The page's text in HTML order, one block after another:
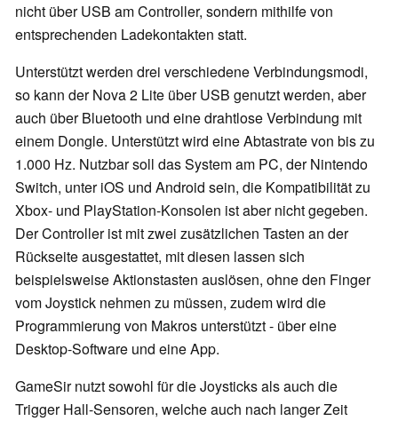
nicht über USB am Controller, sondern mithilfe von
entsprechenden Ladekontakten statt.
Unterstützt werden drei verschiedene Verbindungsmodi,
so kann der Nova 2 Lite über USB genutzt werden, aber
auch über Bluetooth und eine drahtlose Verbindung mit
einem Dongle. Unterstützt wird eine Abtastrate von bis zu
1.000 Hz. Nutzbar soll das System am PC, der Nintendo
Switch, unter iOS und Android sein, die Kompatibilität zu
Xbox- und PlayStation-Konsolen ist aber nicht gegeben.
Der Controller ist mit zwei zusätzlichen Tasten an der
Rückseite ausgestattet, mit diesen lassen sich
beispielsweise Aktionstasten auslösen, ohne den Finger
vom Joystick nehmen zu müssen, zudem wird die
Programmierung von Makros unterstützt - über eine
Desktop-Software und eine App.
GameSir nutzt sowohl für die Joysticks als auch die
Trigger Hall-Sensoren, welche auch nach langer Zeit